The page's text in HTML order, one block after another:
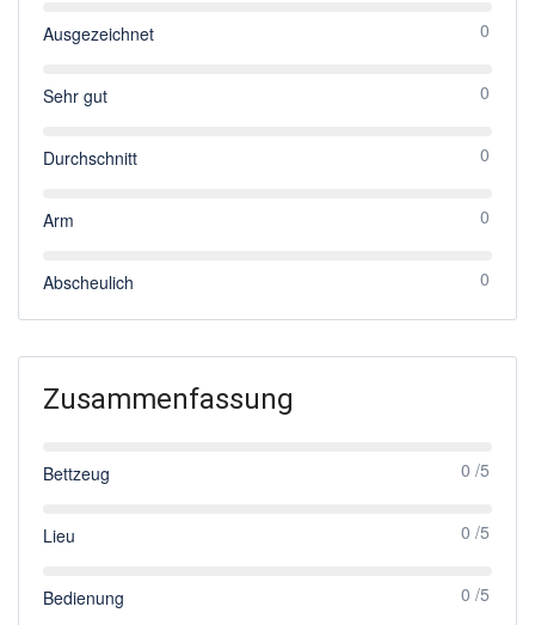
Ausgezeichnet 0
Sehr gut 0
Durchschnitt 0
Arm 0
Abscheulich 0
Zusammenfassung
Bettzeug 0 /5
Lieu 0 /5
Bedienung 0 /5